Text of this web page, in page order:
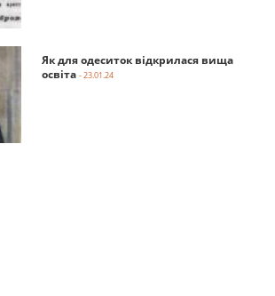
Як для одеситок відкрилася вища
освіта - 23.01.24